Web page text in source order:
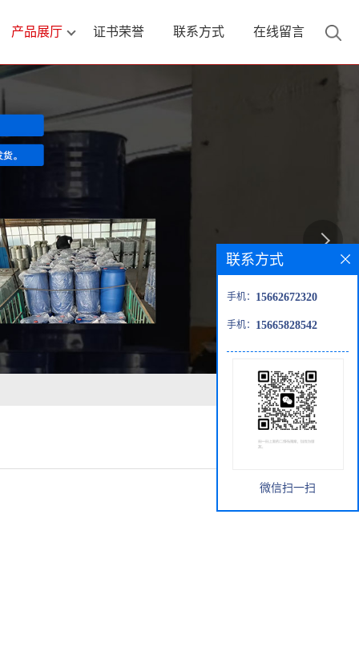
产品展厅 证书荣誉 联系方式 在线留言
联系方式
手机： 15662672320
手机： 15665828542
微信扫一扫